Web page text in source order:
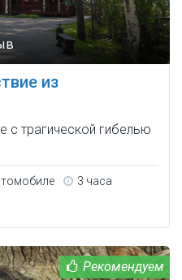
из
с трагической гибелью
3 часа